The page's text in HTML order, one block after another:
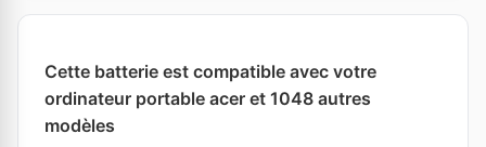
Cette batterie est compatible avec votre
ordinateur portable acer et 1048 autres
modèles